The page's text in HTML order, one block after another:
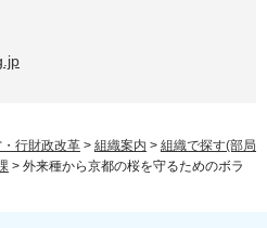
行財政改革 > 組織案内 > 組織で探す(部局
> 外来種から京都の桜を守るためのボラ